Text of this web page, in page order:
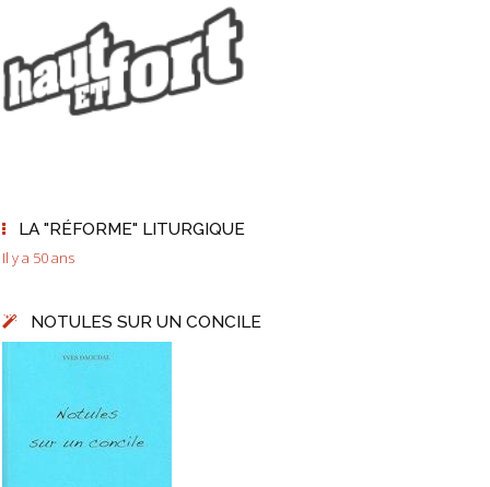
LA "RÉFORME" LITURGIQUE
Il y a 50 ans
NOTULES SUR UN CONCILE